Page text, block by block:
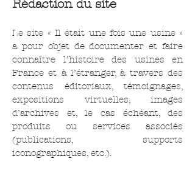
Rédaction du site
Le site « Il était une fois une usine »
a pour objet de documenter et faire
connaître l’histoire des usines en
France et à l’étranger, à travers des
contenus éditoriaux, témoignages,
expositions virtuelles, images
d’archives et, le cas échéant, des
produits ou services associés
(publications, supports
iconographiques, etc.).